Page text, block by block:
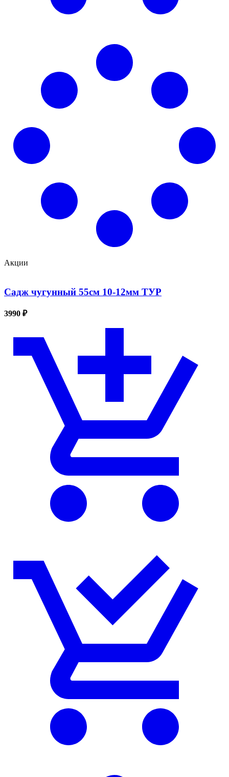
Акции
Садж чугунный 55см 10-12мм ТУР
3990 ₽